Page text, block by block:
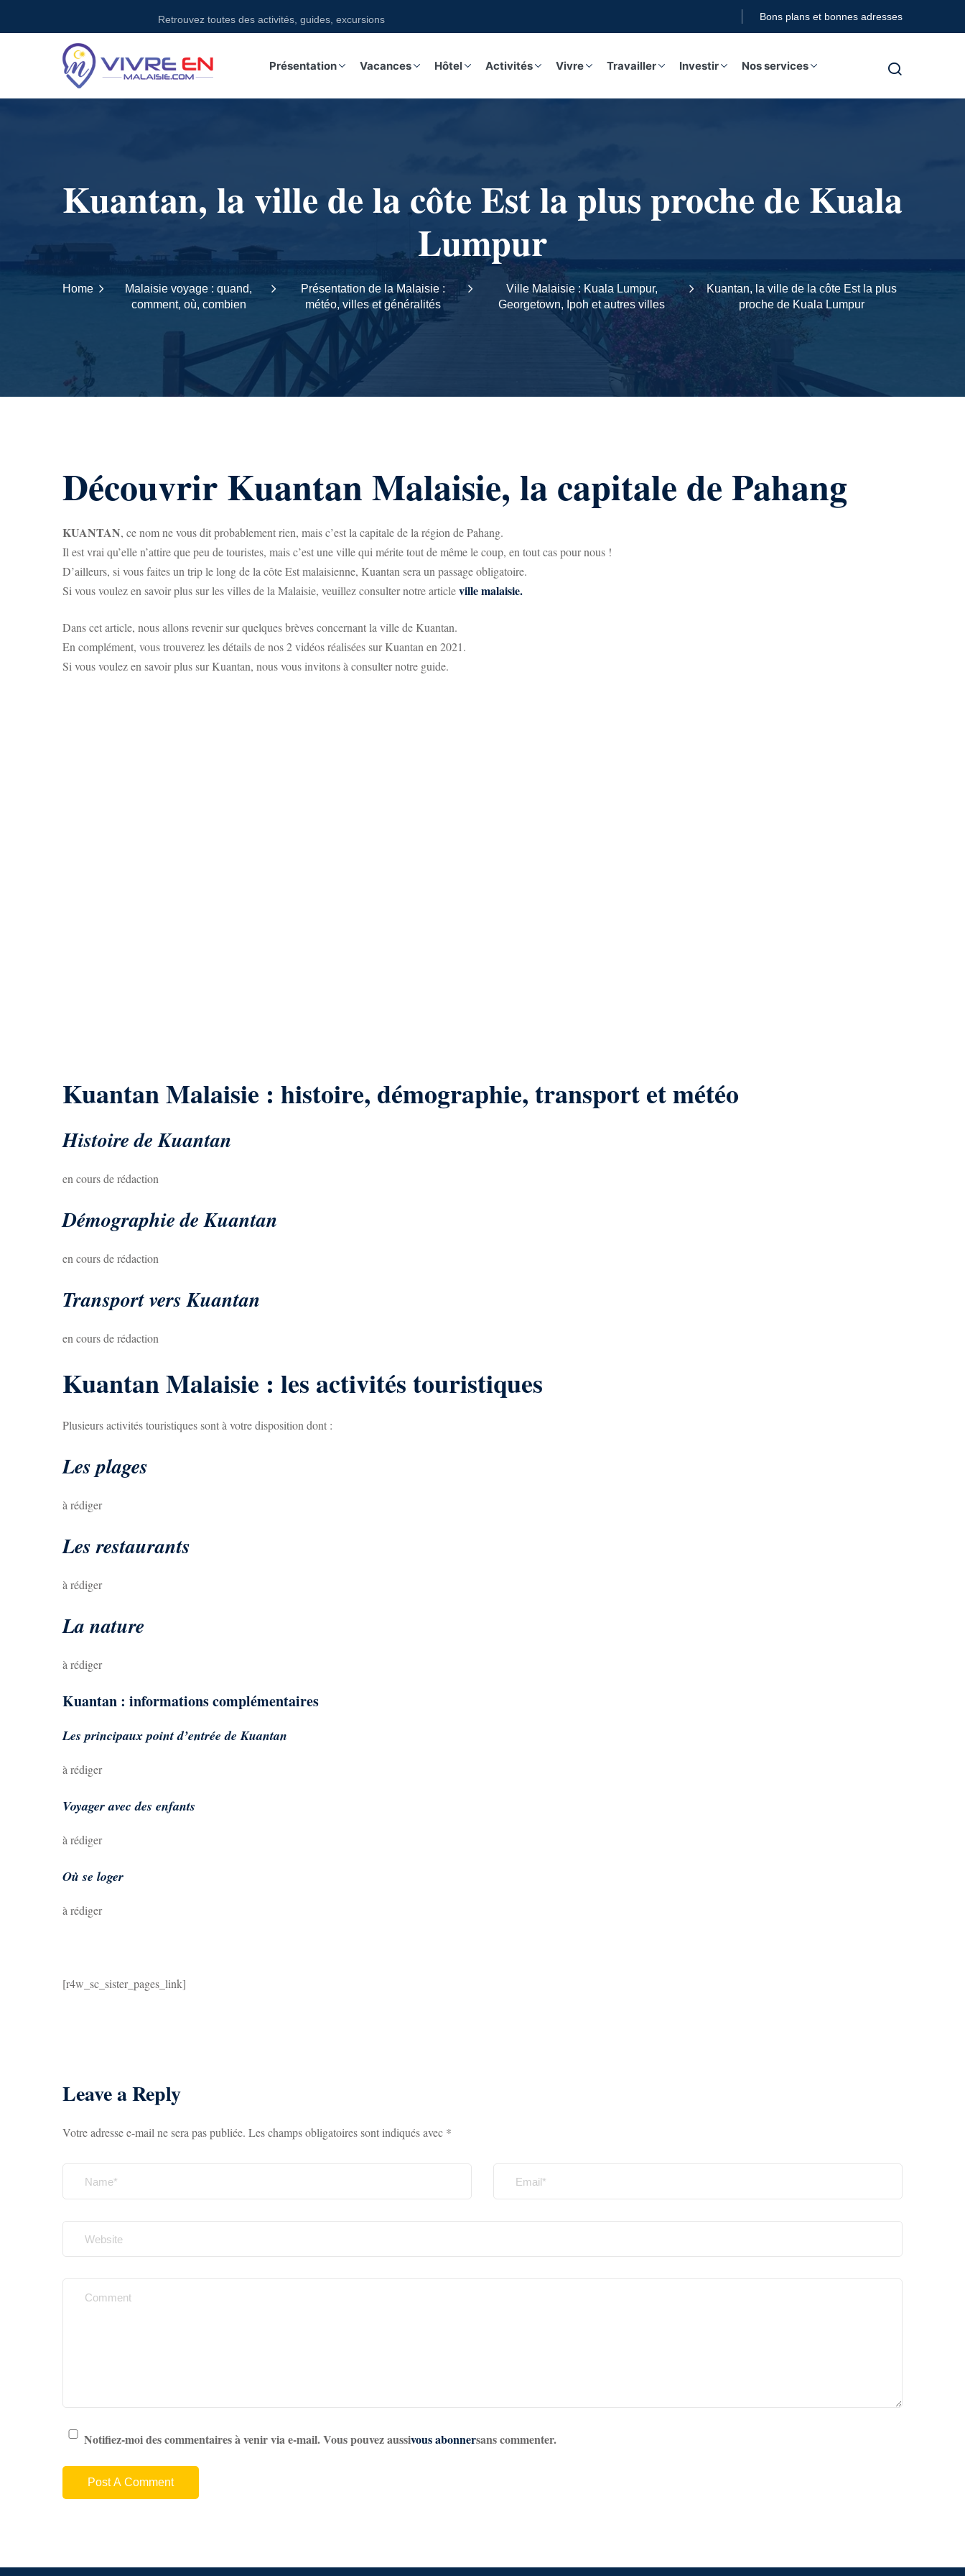
Retrouvez toutes des activités, guides, excursions sur notre boutique Bons plans et bonnes adresses
Présentation Vacances Hôtel Activités Vivre Travailler Investir Nos services
Kuantan, la ville de la côte Est la plus proche de Kuala
Lumpur
Home
Malaisie voyage : quand,
comment, où, combien
Présentation de la Malaisie :
météo, villes et généralités
Ville Malaisie : Kuala Lumpur,
Georgetown, Ipoh et autres villes
Kuantan, la ville de la côte Est la plus
proche de Kuala Lumpur
Découvrir Kuantan Malaisie, la capitale de Pahang
KUANTAN, ce nom ne vous dit probablement rien, mais c’est la capitale de la région de Pahang.
Il est vrai qu’elle n’attire que peu de touristes, mais c’est une ville qui mérite tout de même le coup, en tout cas pour nous !
D’ailleurs, si vous faites un trip le long de la côte Est malaisienne, Kuantan sera un passage obligatoire.
Si vous voulez en savoir plus sur les villes de la Malaisie, veuillez consulter notre articleville malaisie.
Dans cet article, nous allons revenir sur quelques brèves concernant la ville de Kuantan.
En complément, vous trouverez les détails de nos 2 vidéos réalisées sur Kuantan en 2021.
Si vous voulez en savoir plus sur Kuantan, nous vous invitons à consulter notre guide.
Kuantan Malaisie : histoire, démographie, transport et météo
Histoire de Kuantan
en cours de rédaction
Démographie de Kuantan
en cours de rédaction
Transport vers Kuantan
en cours de rédaction
Kuantan Malaisie : les activités touristiques
Plusieurs activités touristiques sont à votre disposition dont :
Les plages
à rédiger
Les restaurants
à rédiger
La nature
à rédiger
Kuantan : informations complémentaires
Les principaux point d’entrée de Kuantan
à rédiger
Voyager avec des enfants
à rédiger
Où se loger
à rédiger
[r4w_sc_sister_pages_link]
Leave a Reply
Votre adresse e-mail ne sera pas publiée. Les champs obligatoires sont indiqués avec *
Notifiez-moi des commentaires à venir via e-mail. Vous pouvez aussivous abonnersans commenter.